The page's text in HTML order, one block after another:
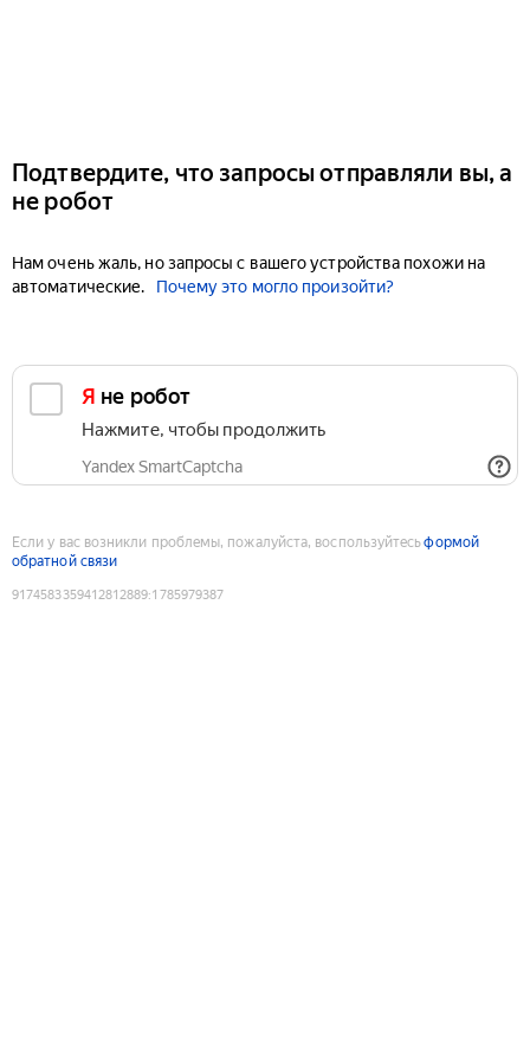
Подтвердите, что запросы отправляли вы, а
не робот
Нам очень жаль, но запросы с вашего устройства похожи на
автоматические.
Почему это могло произойти?
Я не робот
Нажмите, чтобы продолжить
Yandex SmartCaptcha
Если у вас возникли проблемы, пожалуйста, воспользуйтесьформой
обратной связи
9174583359412812889:1785979387